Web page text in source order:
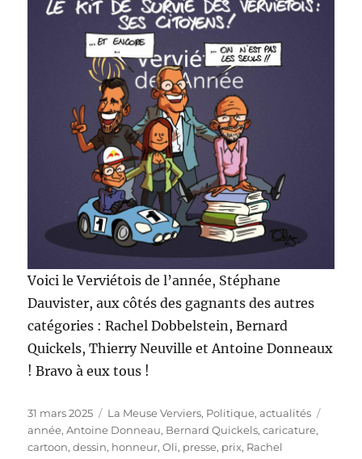
Voici le Verviétois de l’année, Stéphane
Dauvister, aux côtés des gagnants des autres
catégories : Rachel Dobbelstein, Bernard
Quickels, Thierry Neuville et Antoine Donneaux
! Bravo à eux tous !
Publié
le
31 mars 2025 Catégories
La Meuse Verviers, Politique, actualités
année,Antoine Donneau, Bernard Quickels,caricature,
cartoon,dessin, honneur,Oli, presse, prix, Rachel